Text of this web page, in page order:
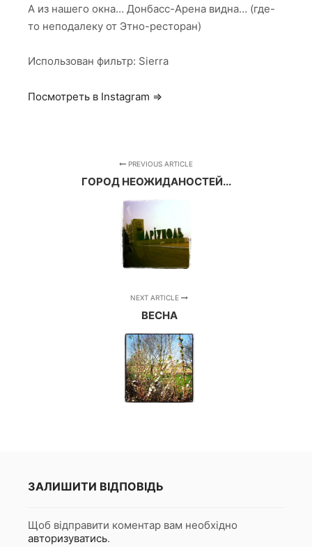
А из нашего окна… Донбасс-Арена видна… (где-
то неподалеку от Этно-ресторан)
Использован фильтр: Sierra
Посмотреть в Instagram ⇒
PREVIOUS ARTICLE
ГОРОД НЕОЖИДАНОСТЕЙ...
NEXT ARTICLE
ВЕСНА
ЗАЛИШИТИ ВІДПОВІДЬ
Щоб відправити коментар вам необхідно
авторизуватись.